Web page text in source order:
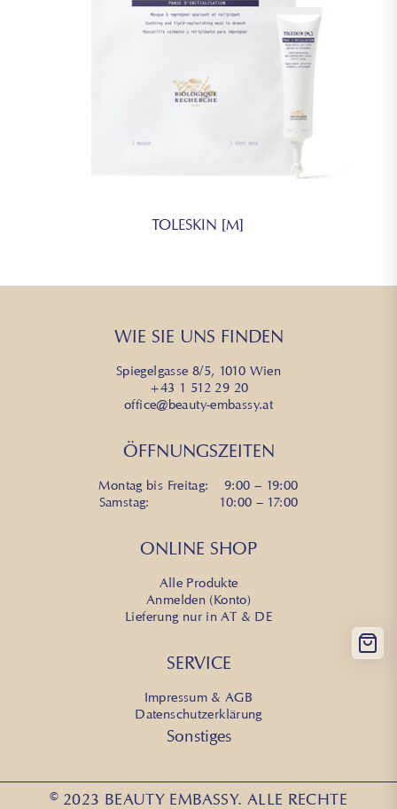
TOLESKIN [M]
WIE SIE UNS FINDEN
Spiegelgasse 8/5, 1010 Wien
+43 1 512 29 20
office@beauty-embassy.at
ÖFFNUNGSZEITEN
Montag bis Freitag: 9:00 – 19:00
Samstag: 10:00 – 17:00
ONLINE SHOP
Alle Produkte
Anmelden (Konto)
Lieferung nur in AT & DE
SERVICE
Impressum & AGB
Datenschutzerklärung
Sonstiges
© 2023 BEAUTY EMBASSY. ALLE RECHTE